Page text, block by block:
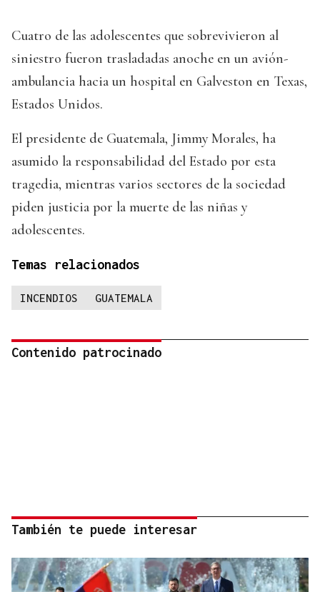
Cuatro de las adolescentes que sobrevivieron al
siniestro fueron trasladadas anoche en un avión-
ambulancia hacia un hospital en Galveston en Texas,
Estados Unidos.
El presidente de Guatemala, Jimmy Morales, ha
asumido la responsabilidad del Estado por esta
tragedia, mientras varios sectores de la sociedad
piden justicia por la muerte de las niñas y
adolescentes.
Temas relacionados
INCENDIOS GUATEMALA
Contenido patrocinado
También te puede interesar